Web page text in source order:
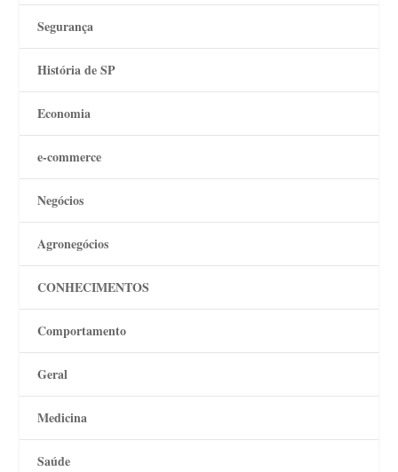
Segurança
História de SP
Economia
e-commerce
Negócios
Agronegócios
CONHECIMENTOS
Comportamento
Geral
Medicina
Saúde